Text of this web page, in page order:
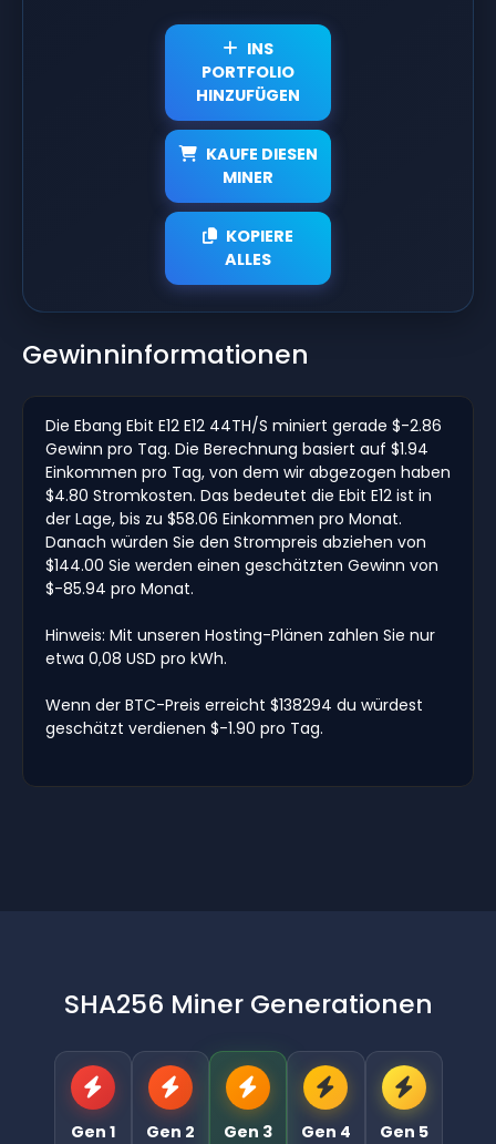
INS
PORTFOLIO
HINZUFÜGEN
KAUFE DIESEN
MINER
KOPIERE
ALLES
Gewinninformationen
Die Ebang Ebit E12 E12 44TH/S miniert gerade $-2.86
Gewinn pro Tag. Die Berechnung basiert auf $1.94
Einkommen pro Tag, von dem wir abgezogen haben
$4.80 Stromkosten. Das bedeutet die Ebit E12 ist in
der Lage, bis zu $58.06 Einkommen pro Monat.
Danach würden Sie den Strompreis abziehen von
$144.00 Sie werden einen geschätzten Gewinn von
$-85.94 pro Monat.
Hinweis: Mit unseren Hosting-Plänen zahlen Sie nur
etwa 0,08 USD pro kWh.
Wenn der BTC-Preis erreicht $138294 du würdest
geschätzt verdienen $-1.90 pro Tag.
SHA256 Miner Generationen
Gen 1 Gen 2 Gen 3 Gen 4 Gen 5